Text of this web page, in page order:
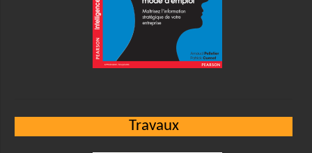
Travaux